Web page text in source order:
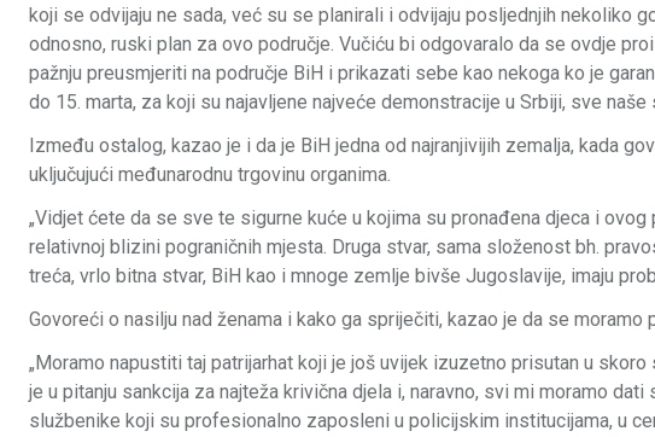
koji se odvijaju ne sada, već su se planirali i odvijaju posljednjih nekoliko
odnosno, ruski plan za ovo područje. Vučiću bi odgovaralo da se ovdje
pažnju preusmjeriti na područje BiH i prikazati sebe kao nekoga ko je
do 15. marta, za koji su najavljene najveće demonstracije u Srbiji, sve naše
Između ostalog, kazao je i da je BiH jedna od najranjivijih zemalja, kada
uključujući međunarodnu trgovinu organima.
„Vidjet ćete da se sve te sigurne kuće u kojima su pronađena djeca i
relativnoj blizini pograničnih mjesta. Druga stvar, sama složenost bh.
treća, vrlo bitna stvar, BiH kao i mnoge zemlje bivše Jugoslavije, imaju
Govoreći o nasilju nad ženama i kako ga spriječiti, kazao je da se
„Moramo napustiti taj patrijarhat koji je još uvijek izuzetno prisutan u
je u pitanju sankcija za najteža krivična djela i, naravno, svi mi moramo
službenike koji su profesionalno zaposleni u policijskim institucijama, u